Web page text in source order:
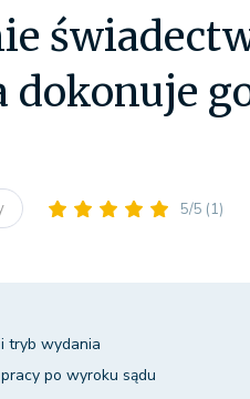
dokonuje
5/5 (1)
tryb wydania
po wyroku sądu